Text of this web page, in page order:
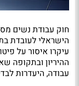
חוק עבודת נשים
הישראלי לעובדת
עיקרו איסור על
ההיריון ובתקופה
עבודה, היעדרות